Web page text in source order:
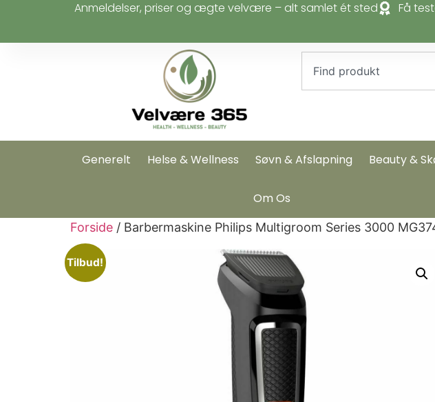
Anmeldelser, priser og ægte velvære – alt samlet ét sted Få
Generelt Helse & Wellness Søvn & Afslapning Beauty &
Om Os
Forside / Barbermaskine Philips Multigroom Series 3000
Tilbud!